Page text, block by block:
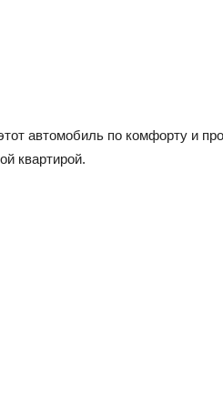
автомобиль по комфорту и
квартирой.